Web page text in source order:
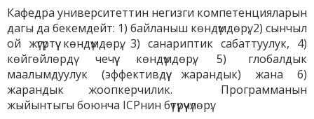
Кафедра университеттин негизги компетенцияларын
дагы да бекемдейт: 1) байланыш көндүмдөрү, 2) сынчыл
ой жүгүртүү көндүмдөрү, 3) санариптик сабаттуулук, 4)
көйгөйлөрдү чечүү көндүмдөрү, 5) глобалдык
маалымдуулук (эффективдүү жарандык) жана 6)
жарандык жоопкерчилик. Программанын
жыйынтыгы боюнча ICPнин бүтүрүүчүлөрү: